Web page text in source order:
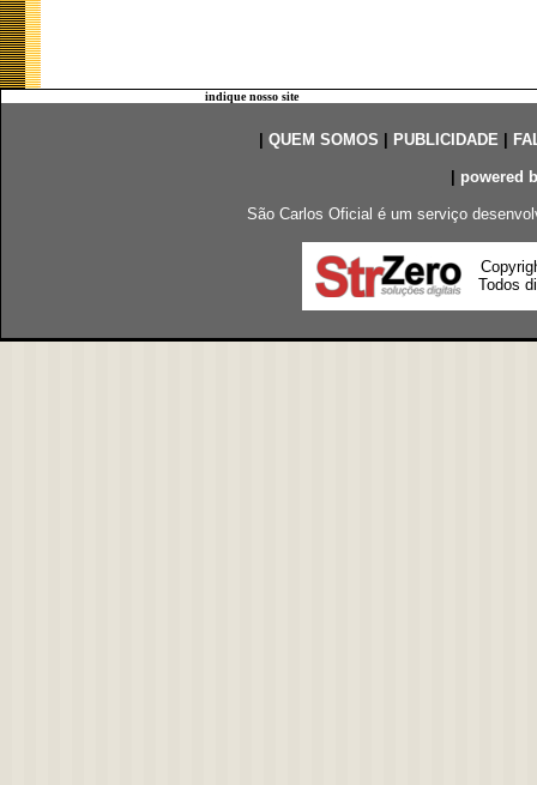
indique nosso site
QUEM SOMOS PUBLICIDADE|
powered
São Carlos Oficial é um serviço
Todos